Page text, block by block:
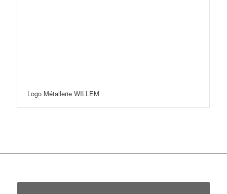
Logo Métallerie WILLEM